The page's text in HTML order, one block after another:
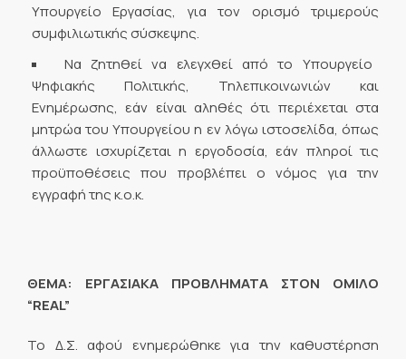
Υπουργείο Εργασίας, για τον ορισμό τριμερούς
συμφιλιωτικής σύσκεψης.
Να ζητηθεί να ελεγχθεί από το Υπουργείο
Ψηφιακής Πολιτικής, Τηλεπικοινωνιών και
Ενημέρωσης, εάν είναι αληθές ότι περιέχεται στα
μητρώα του Υπουργείου η εν λόγω ιστοσελίδα, όπως
άλλωστε ισχυρίζεται η εργοδοσία, εάν πληροί τις
προϋποθέσεις που προβλέπει ο νόμος για την
εγγραφή της κ.ο.κ.
ΘΕΜΑ: ΕΡΓΑΣΙΑΚΑ ΠΡΟΒΛΗΜΑΤΑ ΣΤΟΝ ΟΜΙΛΟ
“REAL”
Το Δ.Σ. αφού ενημερώθηκε για την καθυστέρηση